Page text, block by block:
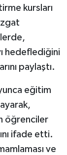
kursları
hedeflediğini
paylaştı.
eğitim
öğrenciler
ifade etti.
ve